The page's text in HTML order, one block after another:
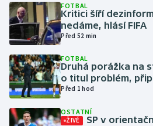
Jezdectví
Judo
Krasobruslení
FOTBAL
Kritici šíří
nedáme, hlásí FIFA
Před 52 min
FOTBAL
Druhá porážka na
o titul problém,
Před 1 hod
OSTATNÍ
ŽIVĚ
SP v